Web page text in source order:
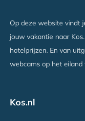
Op deze website vindt
jouw vakantie naar
hotelprijzen. En van
webcams op het
Kos.nl